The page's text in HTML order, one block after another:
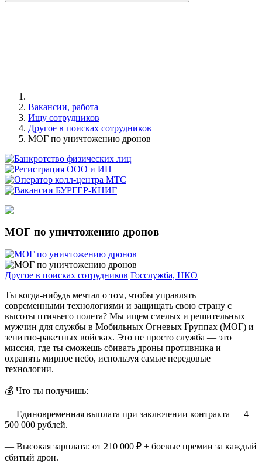
Вакансии, работа
Ищу сотрудников
Другое в поисках сотрудников
МОГ по уничтожению дронов
МОГ по уничтожению дронов
Другое в поисках сотрудников Госслужба, НКО
Ты когда-нибудь мечтал о том, чтобы управлять
современными технологиями и защищать свою страну с
высоты птичьего полета? Мы ищем смелых и решительных
мужчин для службы в Мобильных Огневых Группах (МОГ) и
зенитно-ракетных войсках. Это не просто служба — это
миссия, где ты сможешь сбивать дроны противника и
охранять мирное небо, используя самые передовые
технологии.
💰 Что ты получишь:
— Единовременная выплата при заключении контракта — 4
500 000 рублей.
— Высокая зарплата: от 210 000 ₽ + боевые премии за каждый
сбитый дрон.